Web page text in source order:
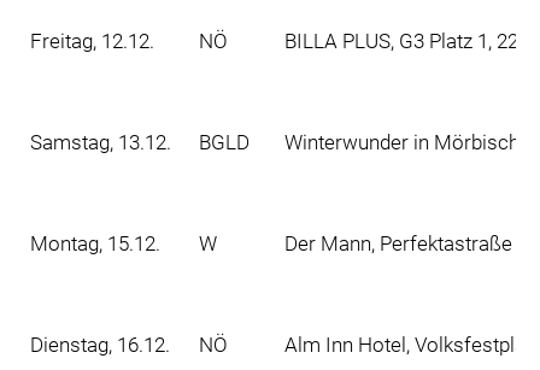
Freitag, 12.12. NÖ BILLA PLUS, G3 Platz 1,
Samstag, 13.12. BGLD Winterwunder in Mörbisch
Montag, 15.12. W Der Mann, Perfektastraße
Dienstag, 16.12. NÖ Alm Inn Hotel,